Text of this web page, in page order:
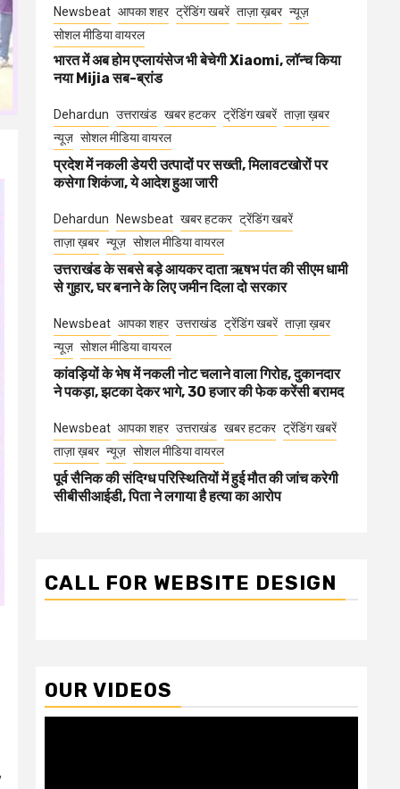
Newsbeat आपका शहर ट्रेंडिंग खबरें ताज़ा ख़बर न्यूज़
सोशल मीडिया वायरल
भारत में अब होम एप्लायंसेज भी बेचेगी Xiaomi, लॉन्च किया
नया Mijia सब-ब्रांड
Dehardun उत्तराखंड खबर हटकर ट्रेंडिंग खबरें ताज़ा ख़बर
न्यूज़ सोशल मीडिया वायरल
प्रदेश में नकली डेयरी उत्पादों पर सख्ती, मिलावटखोरों पर
कसेगा शिकंजा, ये आदेश हुआ जारी
Dehardun Newsbeat खबर हटकर ट्रेंडिंग खबरें
ताज़ा ख़बर न्यूज़ सोशल मीडिया वायरल
उत्तराखंड के सबसे बड़े आयकर दाता ऋषभ पंत की सीएम धामी
से गुहार, घर बनाने के लिए जमीन दिला दो सरकार
Newsbeat आपका शहर उत्तराखंड ट्रेंडिंग खबरें ताज़ा ख़बर
न्यूज़ सोशल मीडिया वायरल
कांवड़ियों के भेष में नकली नोट चलाने वाला गिरोह, दुकानदार
ने पकड़ा, झटका देकर भागे, 30 हजार की फेक करेंसी बरामद
Newsbeat आपका शहर उत्तराखंड खबर हटकर ट्रेंडिंग खबरें
ताज़ा ख़बर न्यूज़ सोशल मीडिया वायरल
पूर्व सैनिक की संदिग्ध परिस्थितियों में हुई मौत की जांच करेगी
सीबीसीआईडी, पिता ने लगाया है हत्या का आरोप
CALL FOR WEBSITE DESIGN
OUR VIDEOS